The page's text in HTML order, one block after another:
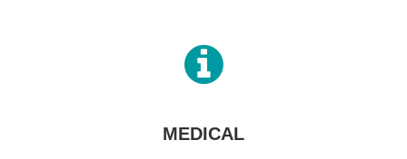
MEDICAL